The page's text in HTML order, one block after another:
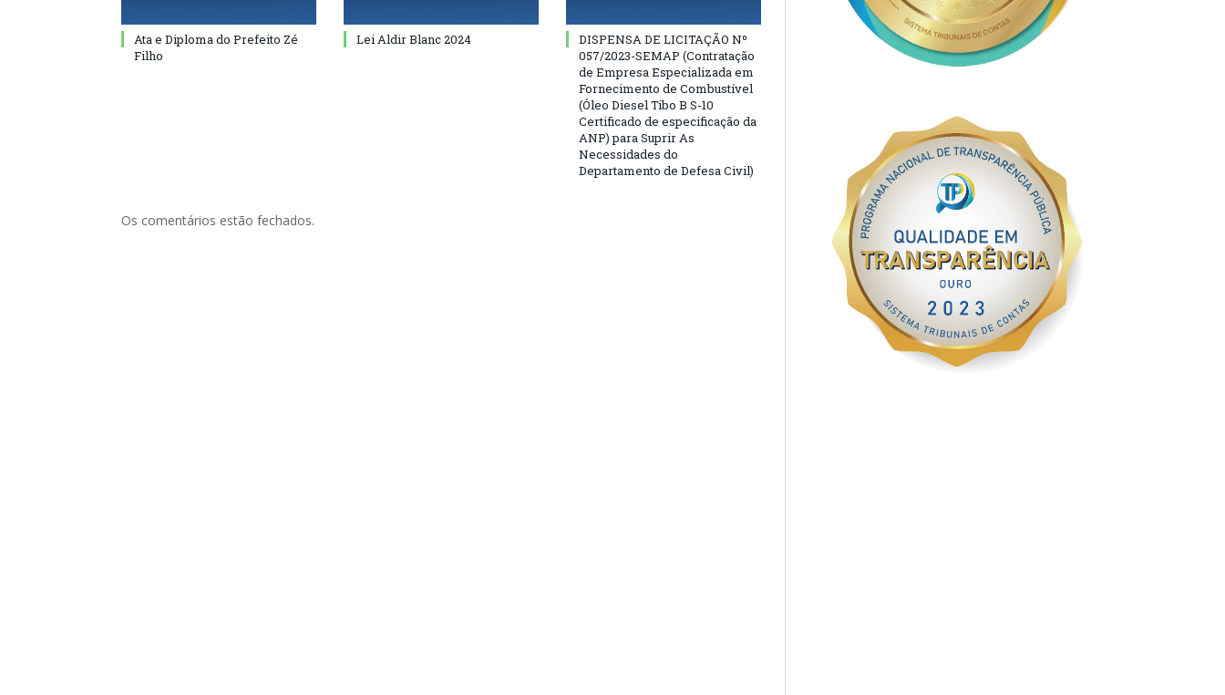
Ata e Diploma do Prefeito Zé
Filho
Lei Aldir Blanc 2024
DISPENSA DE LICITAÇÃO Nº
057/2023-SEMAP (Contratação
de Empresa Especializada em
Fornecimento de Combustível
(Óleo Diesel Tibo B S-10
Certificado de especificação da
ANP) para Suprir As
Necessidades do
Departamento de Defesa Civil)
Os comentários estão fechados.